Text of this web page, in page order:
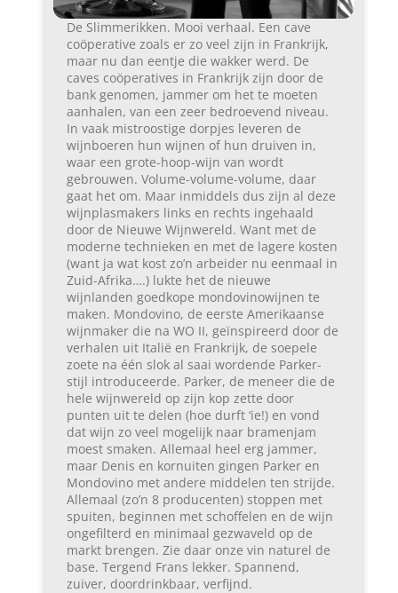
De Slimmerikken. Mooi verhaal. Een cave
coöperative zoals er zo veel zijn in Frankrijk,
maar nu dan eentje die wakker werd. De
caves coöperatives in Frankrijk zijn door de
bank genomen, jammer om het te moeten
aanhalen, van een zeer bedroevend niveau.
In vaak mistroostige dorpjes leveren de
wijnboeren hun wijnen of hun druiven in,
waar een grote-hoop-wijn van wordt
gebrouwen. Volume-volume-volume, daar
gaat het om. Maar inmiddels dus zijn al deze
wijnplasmakers links en rechts ingehaald
door de Nieuwe Wijnwereld. Want met de
moderne technieken en met de lagere kosten
(want ja wat kost zo’n arbeider nu eenmaal in
Zuid-Afrika….) lukte het de nieuwe
wijnlanden goedkope mondovinowijnen te
maken. Mondovino, de eerste Amerikaanse
wijnmaker die na WO II, geïnspireerd door de
verhalen uit Italië en Frankrijk, de soepele
zoete na één slok al saai wordende Parker-
stijl introduceerde. Parker, de meneer die de
hele wijnwereld op zijn kop zette door
punten uit te delen (hoe durft ‘ie!) en vond
dat wijn zo veel mogelijk naar bramenjam
moest smaken. Allemaal heel erg jammer,
maar Denis en kornuiten gingen Parker en
Mondovino met andere middelen ten strijde.
Allemaal (zo’n 8 producenten) stoppen met
spuiten, beginnen met schoffelen en de wijn
ongefilterd en minimaal gezwaveld op de
markt brengen. Zie daar onze vin naturel de
base. Tergend Frans lekker. Spannend,
zuiver, doordrinkbaar, verfijnd.